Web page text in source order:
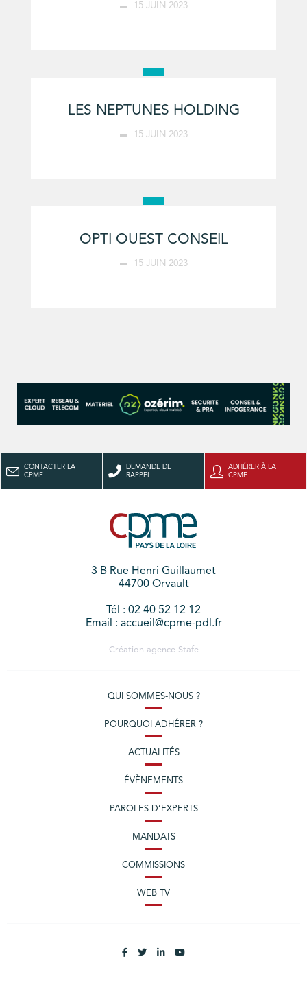
15 JUIN 2023
LES NEPTUNES HOLDING
15 JUIN 2023
OPTI OUEST CONSEIL
15 JUIN 2023
CONTACTER LA
CPME
DEMANDE DE
RAPPEL
ADHÉRER À LA
CPME
3 B Rue Henri Guillaumet
44700 Orvault
Tél : 02 40 52 12 12
Email : accueil@cpme-pdl.fr
Création agence Stafe
QUI SOMMES-NOUS ?
POURQUOI ADHÉRER ?
ACTUALITÉS
ÉVÈNEMENTS
PAROLES D’EXPERTS
MANDATS
COMMISSIONS
WEB TV